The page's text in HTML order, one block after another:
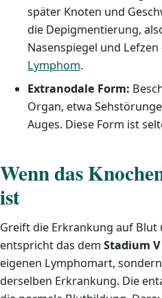
später Knoten und
die Depigmentierung,
Nasenspiegel und
Lymphom.
Extranodale Form:
Organ, etwa
Auges. Diese Form ist
Wenn das
ist
Greift die Erkrankung auf Blut
entspricht das dem Stadium V
eigenen Lymphomart,
derselben Erkrankung. Die